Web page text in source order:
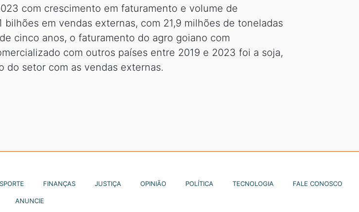
com crescimento em faturamento e volume de
em vendas externas, com 21,9 milhões de toneladas
cinco anos, o faturamento do agro goiano com
com outros países entre 2019 e 2023 foi a soja,
do setor com as vendas externas.
FINANÇAS JUSTIÇA OPINIÃO POLÍTICA TECNOLOGIA FALE CONOSCO
ANUNCIE